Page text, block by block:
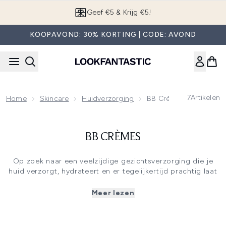
Geef €5 & Krijg €5!
KOOPAVOND: 30% KORTING | CODE: AVOND
Home Skincare Huidverzorging BB Crèmes 7Artikelen
BB CRÈMES
Op zoek naar een veelzijdige gezichtsverzorging die je
huid verzorgt, hydrateert en er tegelijkertijd prachtig laat
oftewel "Blemish Balm Creams"! Wij bieden een scala aan
Meer lezen